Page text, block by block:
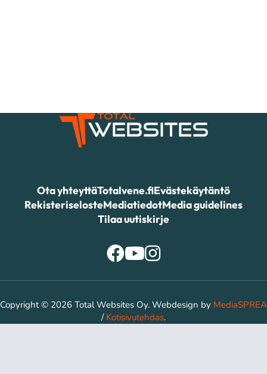
Ota yhteyttäTotalvene.fiEvästekäytäntö
RekisteriselosteMediatiedotMedia guidelines
Tilaa uutiskirje
Copyright © 2026 Total Websites Oy. Webdesign by MediaSPREA
/ Kotisivutehdas.